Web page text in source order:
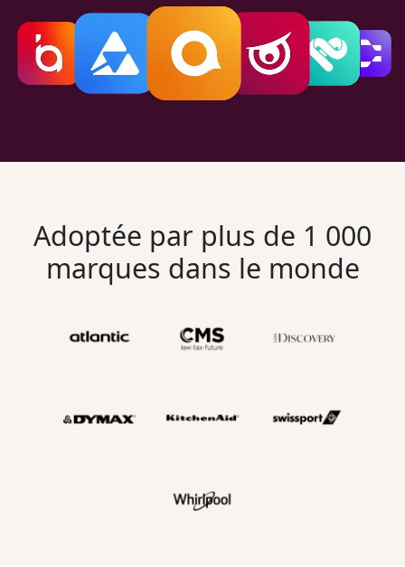
Adoptée par plus de 1 000
marques dans le monde